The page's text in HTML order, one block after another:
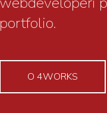
O 4WORKS